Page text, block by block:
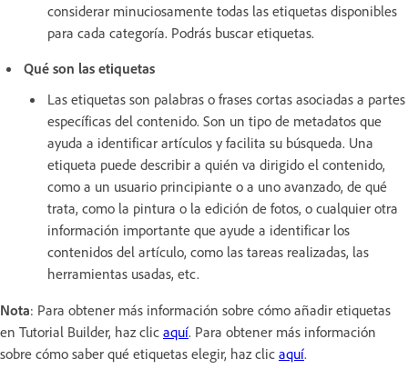
considerar minuciosamente todas las etiquetas disponibles
para cada categoría. Podrás buscar etiquetas.
Qué son las etiquetas
Las etiquetas son palabras o frases cortas asociadas a partes
específicas del contenido. Son un tipo de metadatos que
ayuda a identificar artículos y facilita su búsqueda. Una
etiqueta puede describir a quién va dirigido el contenido,
como a un usuario principiante o a uno avanzado, de qué
trata, como la pintura o la edición de fotos, o cualquier otra
información importante que ayude a identificar los
contenidos del artículo, como las tareas realizadas, las
herramientas usadas, etc.
Nota: Para obtener más información sobre cómo añadir etiquetas
en Tutorial Builder, haz clic aquí. Para obtener más información
sobre cómo saber qué etiquetas elegir, haz clic aquí.